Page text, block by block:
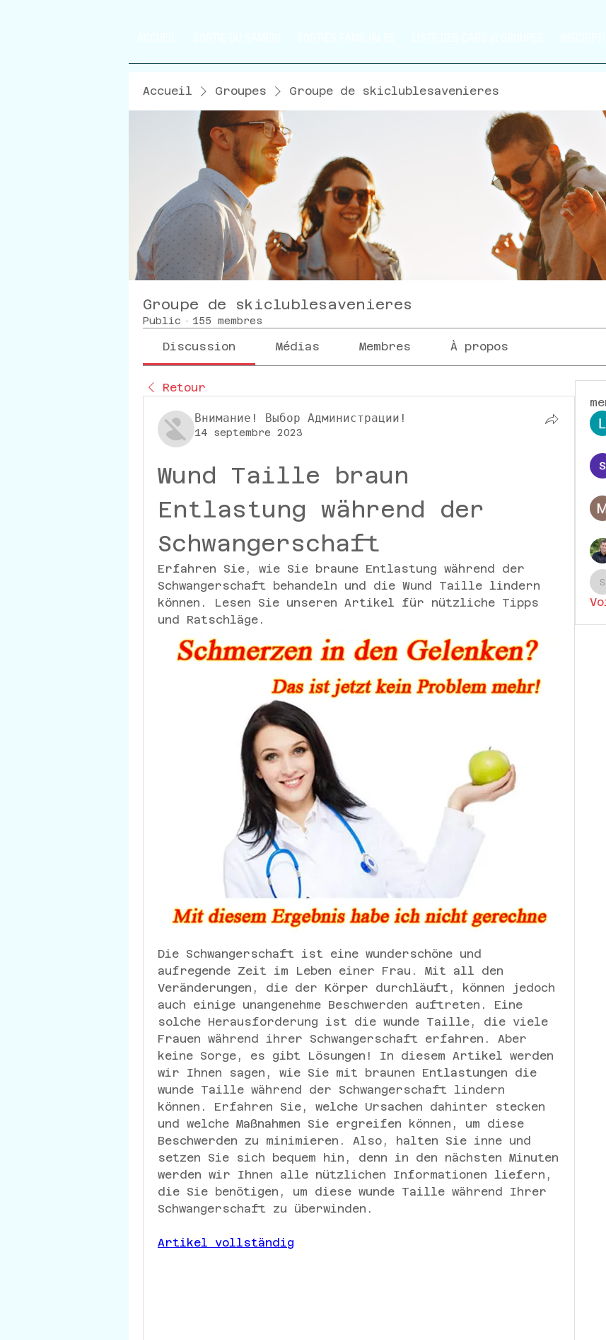
Accueil Groupes Groupe de skiclublesavenieres
Groupe de skiclublesavenieres
Public · 155 membres
Discussion Médias Membres À propos
Retour
Внимание! Выбор Администрации!
14 septembre 2023
Wund Taille braun
Entlastung während der
Schwangerschaft
Erfahren Sie, wie Sie braune Entlastung während der
Schwangerschaft behandeln und die Wund Taille lindern
können. Lesen Sie unseren Artikel für nützliche Tipps
und Ratschläge.
Die Schwangerschaft ist eine wunderschöne und
aufregende Zeit im Leben einer Frau. Mit all den
Veränderungen, die der Körper durchläuft, können jedoch
auch einige unangenehme Beschwerden auftreten. Eine
solche Herausforderung ist die wunde Taille, die viele
Frauen während ihrer Schwangerschaft erfahren. Aber
keine Sorge, es gibt Lösungen! In diesem Artikel werden
wir Ihnen sagen, wie Sie mit braunen Entlastungen die
wunde Taille während der Schwangerschaft lindern
können. Erfahren Sie, welche Ursachen dahinter stecken
und welche Maßnahmen Sie ergreifen können, um diese
Beschwerden zu minimieren. Also, halten Sie inne und
setzen Sie sich bequem hin, denn in den nächsten Minuten
werden wir Ihnen alle nützlichen Informationen liefern,
die Sie benötigen, um diese wunde Taille während Ihrer
Schwangerschaft zu überwinden.
Artikel vollständig